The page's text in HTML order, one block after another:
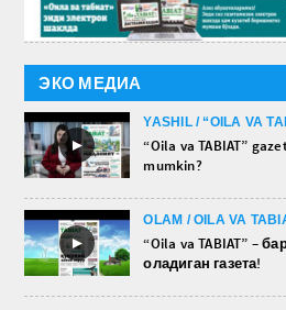
ЭКО МЕДИА
►
YASHIL / “OILA VA
“Oila va TABIAT”
mumkin?
►
OLAM / OILA VA
“Oila va TABIAT” –
оладиган газета!